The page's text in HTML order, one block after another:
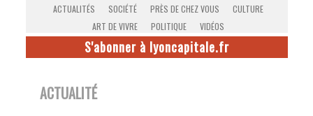
ACTUALITÉS SOCIÉTÉ PRÈS DE CHEZ VOUS
CULTURE
ART DE VIVRE
POLITIQUE VIDÉOS
S'abonner à lyoncapitale.fr
ACTUALITÉ